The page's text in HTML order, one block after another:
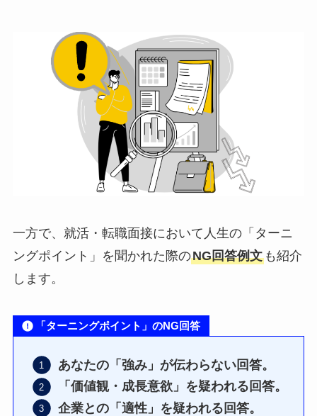
一方で、就活・転職面接において人生の「ターニ
ングポイント」を聞かれた際のNG回答例文も紹介
します。
「ターニングポイント」のNG回答
あなたの「強み」が伝わらない回答。
「価値観・成長意欲」を疑われる回答。
企業との「適性」を疑われる回答。